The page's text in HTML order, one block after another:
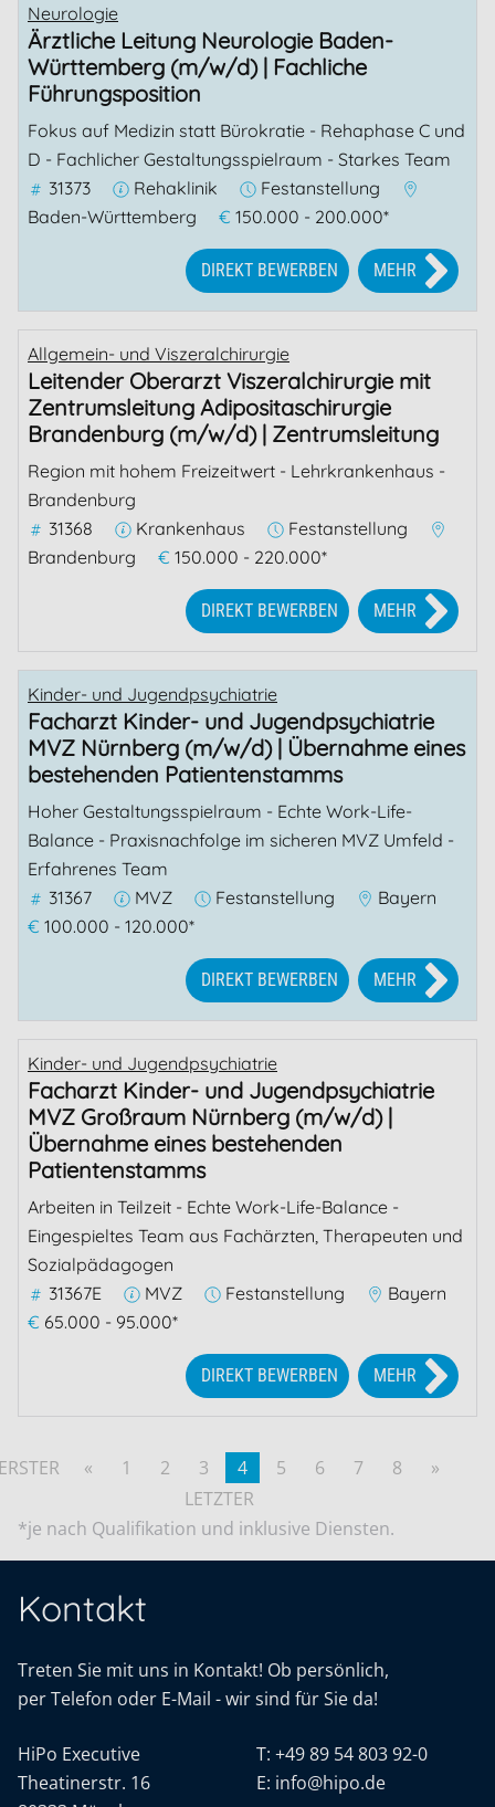
Neurologie
Ärztliche Leitung Neurologie Baden-
Württemberg (m/w/d) | Fachliche
Führungsposition
Fokus auf Medizin statt Bürokratie - Rehaphase C und
D - Fachlicher Gestaltungsspielraum - Starkes Team
31373
Rehaklinik
Festanstellung
Baden-Württemberg
€ 150.000 - 200.000*
MEHR
DIREKT BEWERBEN
Allgemein- und Viszeralchirurgie
Leitender Oberarzt Viszeralchirurgie mit
Zentrumsleitung Adipositaschirurgie
Brandenburg (m/w/d) | Zentrumsleitung
Region mit hohem Freizeitwert - Lehrkrankenhaus -
Brandenburg
31368
Krankenhaus
Festanstellung
Brandenburg
€ 150.000 - 220.000*
MEHR
DIREKT BEWERBEN
Kinder- und Jugendpsychiatrie
Facharzt Kinder- und Jugendpsychiatrie
MVZ Nürnberg (m/w/d) | Übernahme eines
bestehenden Patientenstamms
Hoher Gestaltungsspielraum - Echte Work-Life-
Balance - Praxisnachfolge im sicheren MVZ Umfeld -
Erfahrenes Team
31367
MVZ Festanstellung
Bayern
€ 100.000 - 120.000*
MEHR
DIREKT BEWERBEN
Kinder- und Jugendpsychiatrie
Facharzt Kinder- und Jugendpsychiatrie
MVZ Großraum Nürnberg (m/w/d) |
Übernahme eines bestehenden
Patientenstamms
Arbeiten in Teilzeit - Echte Work-Life-Balance -
Eingespieltes Team aus Fachärzten, Therapeuten und
Sozialpädagogen
31367E
MVZ Festanstellung
Bayern
€ 65.000 - 95.000*
MEHR
DIREKT BEWERBEN
« 1 2 3 4 5 6 7 8
»
LETZTER
*je nach Qualifikation und inklusive Diensten.
Kontakt
Treten Sie mit uns in Kontakt! Ob persönlich,
per Telefon oder E-Mail - wir sind für Sie da!
HiPo Executive
Theatinerstr. 16
T: +49 89 54 803 92-0
E: info@hipo.de